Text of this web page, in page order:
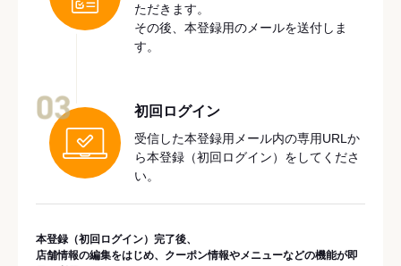
ただきます。
その後、本登録用のメールを送付しま
す。
初回ログイン
受信した本登録用メール内の専用URLか
ら本登録（初回ログイン）をしてくださ
い。
本登録（初回ログイン）完了後、
店舗情報の編集をはじめ、クーポン情報やメニューなどの機能が即